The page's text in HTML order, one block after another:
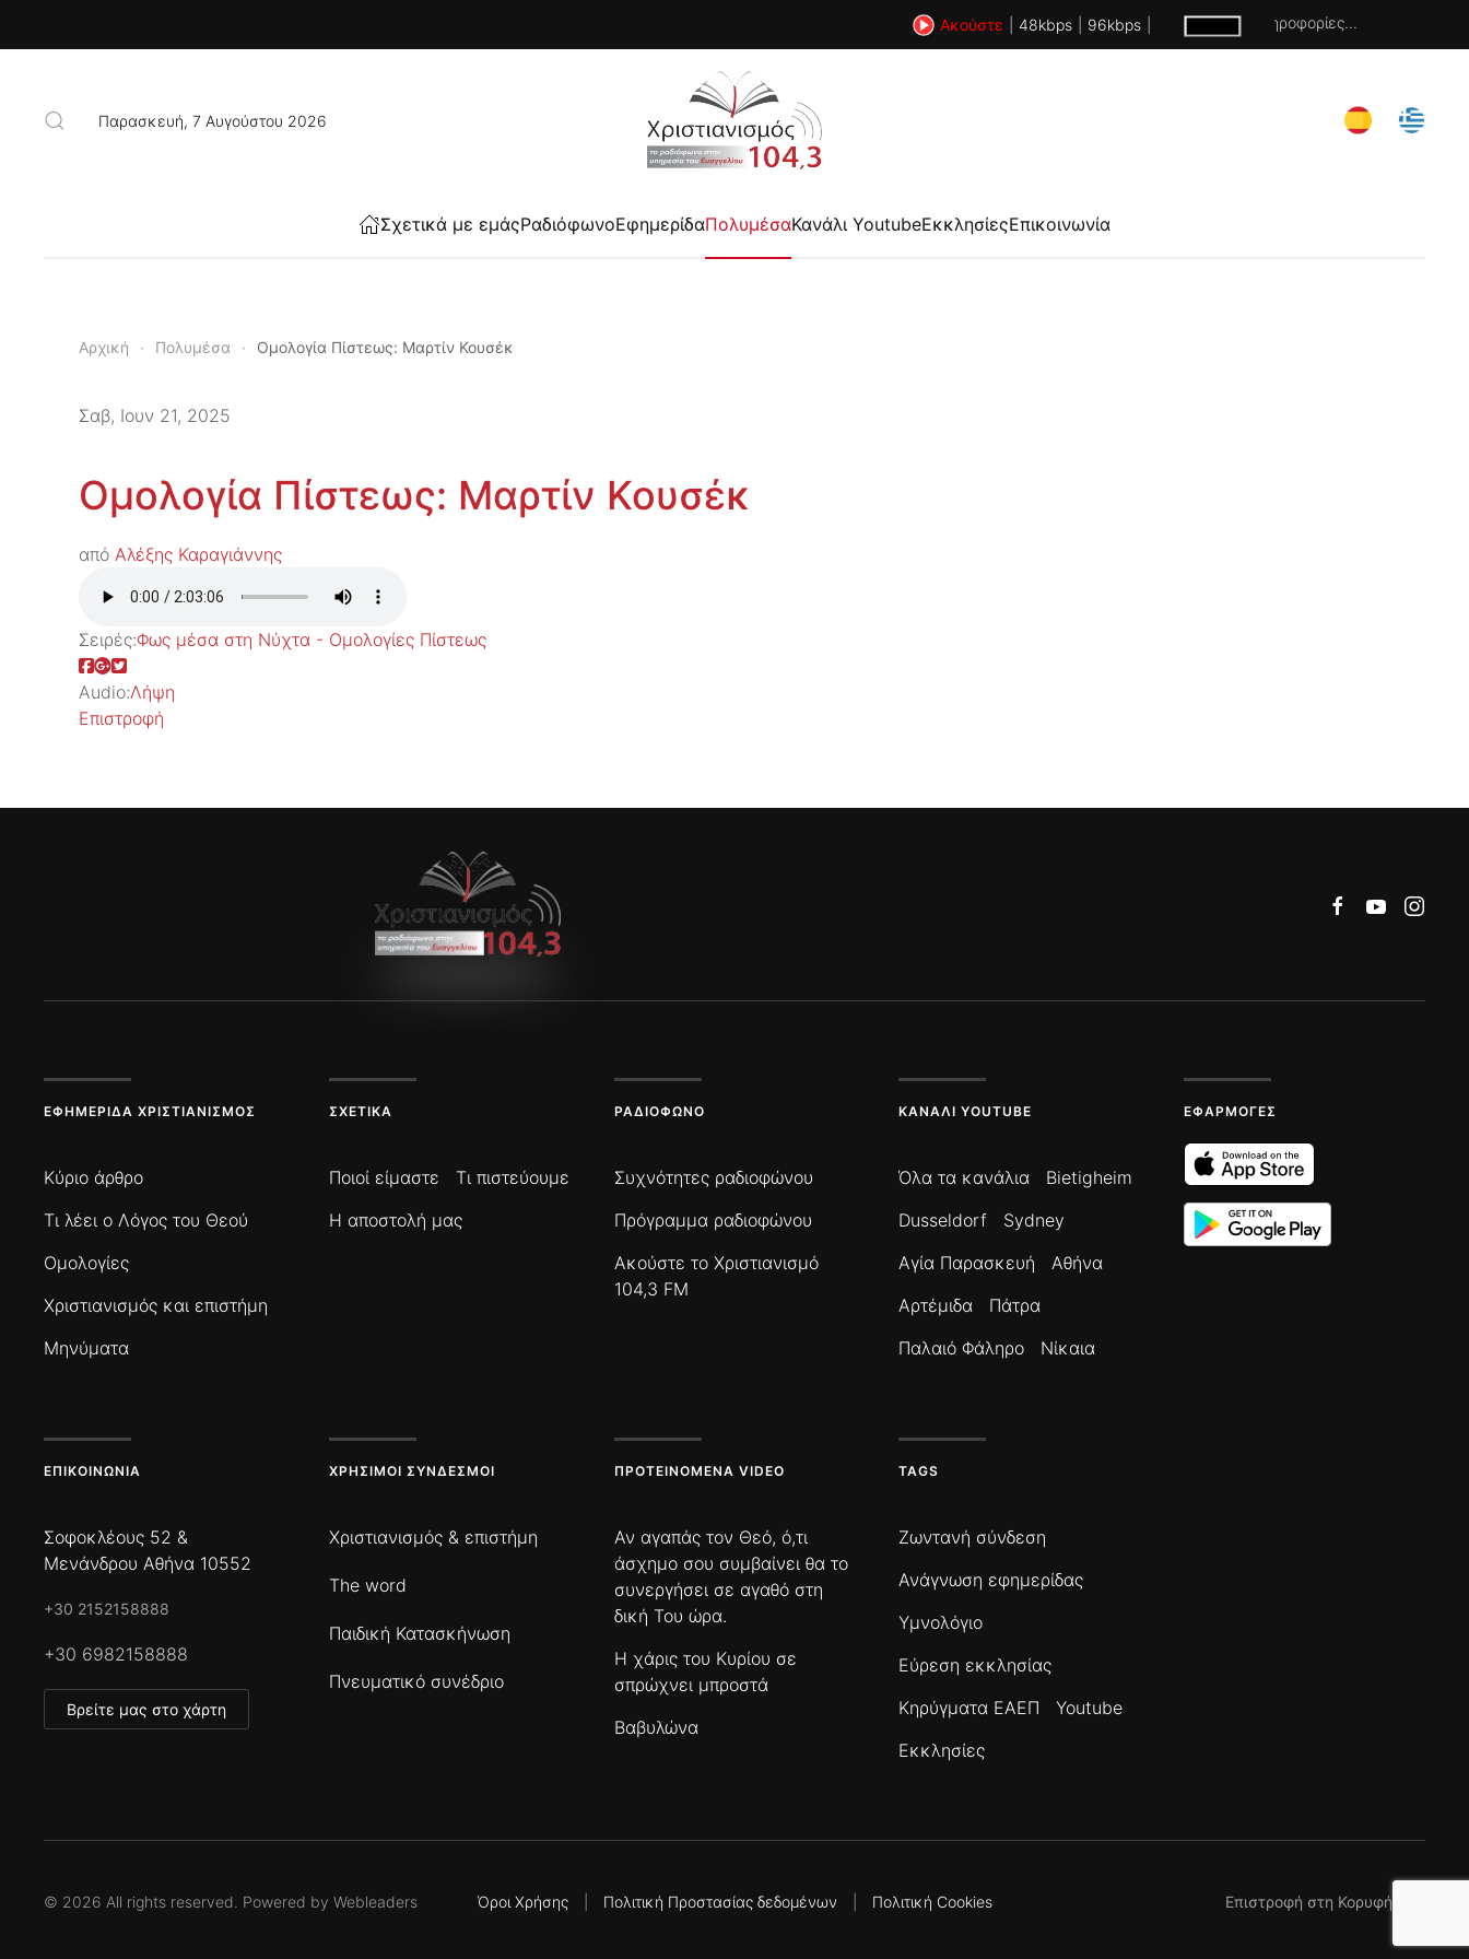
Ακούστε 48kbps 96kbps Χωρίς πληροφορίες...
Παρασκευή, 7 Αυγούστου 2026
Σχετικά με εμάςΡαδιόφωνοΕφημερίδαΠολυμέσαΚανάλι YoutubeΕκκλησίεςΕπικοινωνία
Αρχική Πολυμέσα Ομολογία Πίστεως: Μαρτίν Κουσέκ
Σαβ, Ιουν 21, 2025
Ομολογία Πίστεως: Μαρτίν Κουσέκ
από Αλέξης Καραγιάννης
Σειρές:Φως μέσα στη Νύχτα - Ομολογίες Πίστεως
Audio:Λήψη
Επιστροφή
ΕΦΗΜΕΡΊΔΑ ΧΡΙΣΤΙΑΝΙΣΜΌΣ
Κύριο άρθρο
Τι λέει ο Λόγος του Θεού
Ομολογίες
Χριστιανισμός και επιστήμη
Μηνύματα
ΣΧΕΤΙΚΆ
Ποιοί είμαστε
Τι πιστεύουμε
Η αποστολή μας
ΡΑΔΙΌΦΩΝΟ
Συχνότητες ραδιοφώνου
Πρόγραμμα ραδιοφώνου
Ακούστε το Χριστιανισμό
104,3 FM
ΚΑΝΆΛΙ YOUTUBE
Όλα τα κανάλια
Bietigheim
Dusseldorf
Sydney
Αγία Παρασκευή
Αθήνα
Αρτέμιδα
Πάτρα
Παλαιό Φάληρο
Νίκαια
ΕΦΑΡΜΟΓΈΣ
ΕΠΙΚΟΙΝΩΝΊΑ
Σοφοκλέους 52 &
Μενάνδρου Αθήνα 10552
+30 2152158888
+30 6982158888
Βρείτε μας στο χάρτη
ΧΡΉΣΙΜΟΙ ΣΎΝΔΕΣΜΟΙ
Χριστιανισμός & επιστήμη
The word
Παιδική Κατασκήνωση
Πνευματικό συνέδριο
ΠΡΟΤΕΙΝΌΜΕΝΑ VIDEO
Αν αγαπάς τον Θεό, ό,τι
άσχημο σου συμβαίνει θα το
συνεργήσει σε αγαθό στη
δική Του ώρα.
Η χάρις του Κυρίου σε
σπρώχνει μπροστά
Βαβυλώνα
TAGS
Ζωντανή σύνδεση
Ανάγνωση εφημερίδας
Υμνολόγιο
Εύρεση εκκλησίας
Κηρύγματα ΕΑΕΠ
Youtube
Εκκλησίες
© 2026 All rights reserved. Powered by Webleaders Όροι Χρήσης| Πολιτική Προστασίας δεδομένων Πολιτική Cookies Επιστροφή στη Κορυφή